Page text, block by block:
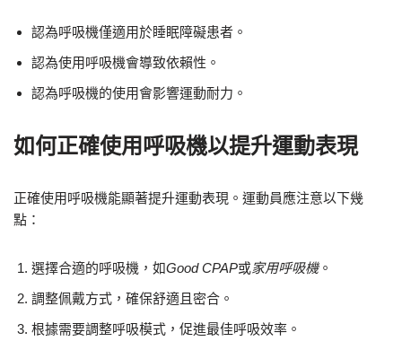
認為呼吸機僅適用於睡眠障礙患者。
認為使用呼吸機會導致依賴性。
認為呼吸機的使用會影響運動耐力。
如何正確使用呼吸機以提升運動表現
正確使用呼吸機能顯著提升運動表現。運動員應注意以下幾
點：
選擇合適的呼吸機，如Good CPAP或家用呼吸機。
調整佩戴方式，確保舒適且密合。
根據需要調整呼吸模式，促進最佳呼吸效率。